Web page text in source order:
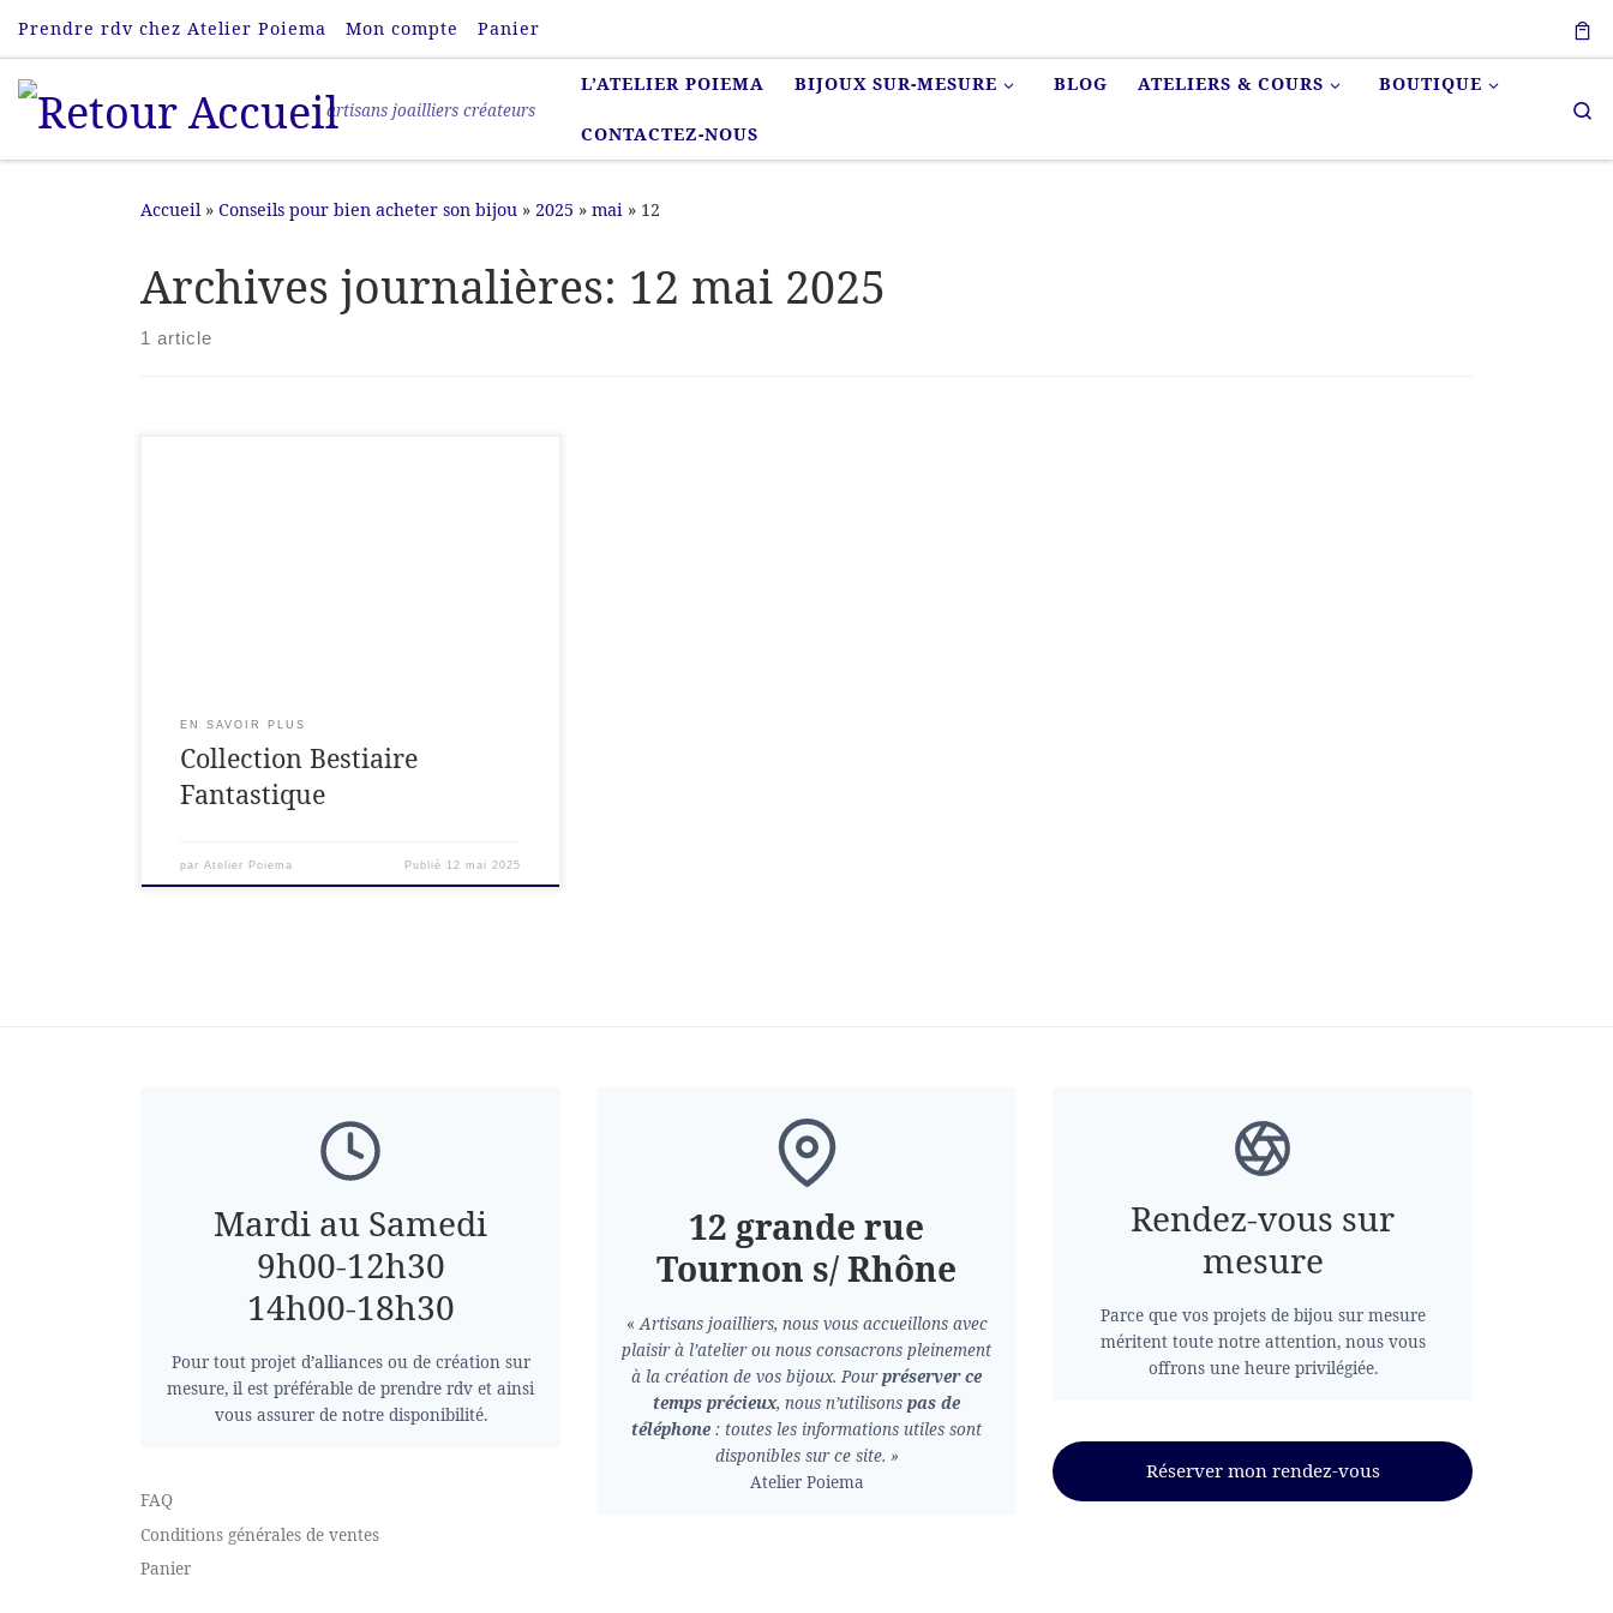
Passer au contenu
Prendre rdv chez Atelier Poiema Mon compte Panier
artisans joailliers créateurs
L’ATELIER POIEMA BIJOUX SUR-MESURE BLOG ATELIERS & COURS BOUTIQUE
CONTACTEZ-NOUS
Accueil » Conseils pour bien acheter son bijou » 2025 » mai » 12
Archives journalières: 12 mai 2025
1 article
EN SAVOIR PLUS
Collection Bestiaire
Fantastique
parAtelier Poiema Publié 12 mai 2025
Mardi au Samedi
9h00-12h30
14h00-18h30
Pour tout projet d’alliances ou de création sur
mesure, il est préférable de prendre rdv et ainsi
vous assurer de notre disponibilité.
FAQ
Conditions générales de ventes
Panier
12 grande rue
Tournon s/ Rhône
«Artisans joailliers, nous vous accueillons avec
plaisir à l’atelier ou nous consacrons pleinement
à la création de vos bijoux. Pourpréserver ce
temps précieux, nous n’utilisons pas de
téléphone : toutes les informations utiles sont
disponibles sur ce site. »
Atelier Poiema
Rendez-vous sur
mesure
Parce que vos projets de bijou sur mesure
méritent toute notre attention, nous vous
offrons une heure privilégiée.
Réserver mon rendez-vous